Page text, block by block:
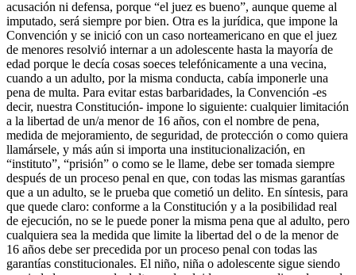
acusación ni defensa, porque “el juez es bueno”, aunque queme al
imputado, será siempre por bien. Otra es la jurídica, que impone la
Convención y se inició con un caso norteamericano en que el juez
de menores resolvió internar a un adolescente hasta la mayoría de
edad porque le decía cosas soeces telefónicamente a una vecina,
cuando a un adulto, por la misma conducta, cabía imponerle una
pena de multa. Para evitar estas barbaridades, la Convención -es
decir, nuestra Constitución- impone lo siguiente: cualquier limitación
a la libertad de un/a menor de 16 años, con el nombre de pena,
medida de mejoramiento, de seguridad, de protección o como quiera
llamársele, y más aún si importa una institucionalización, en
“instituto”, “prisión” o como se le llame, debe ser tomada siempre
después de un proceso penal en que, con todas las mismas garantías
que a un adulto, se le prueba que cometió un delito. En síntesis, para
que quede claro: conforme a la Constitución y a la posibilidad real
de ejecución, no se le puede poner la misma pena que al adulto, pero
cualquiera sea la medida que limite la libertad del o de la menor de
16 años debe ser precedida por un proceso penal con todas las
garantías constitucionales. El niño, niña o adolescente sigue siendo